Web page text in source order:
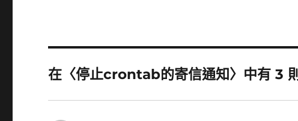
在〈停止crontab的寄信通知〉中有 3